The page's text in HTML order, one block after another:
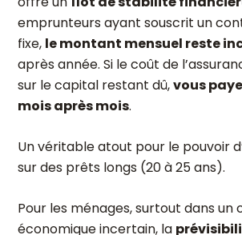
emprunteurs ayant souscrit un
fixe, le montant mensuel reste
après année. Si le coût de
sur le capital restant dû,vous
mois après mois.
Un véritable atout pour le pouvoir
sur des prêts longs (20 à 25 ans).
Pour les ménages, surtout dans un
économique incertain, la